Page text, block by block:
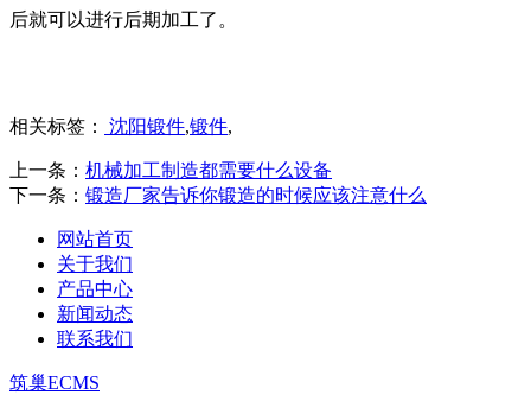
后就可以进行后期加工了。
相关标签： 沈阳锻件,锻件,
上一条： 机械加工制造都需要什么设备
下一条： 锻造厂家告诉你锻造的时候应该注意什么
网站首页
关于我们
产品中心
新闻动态
联系我们
筑巢ECMS